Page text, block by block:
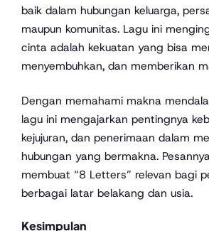
baik dalam hubungan keluarga,
maupun komunitas. Lagu ini
cinta adalah kekuatan yang bisa
menyembuhkan, dan memberikan
Dengan memahami makna
lagu ini mengajarkan pentingnya
kejujuran, dan penerimaan dalam
hubungan yang bermakna.
membuat “8 Letters” relevan bagi
berbagai latar belakang dan usia.
Kesimpulan